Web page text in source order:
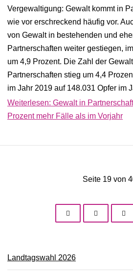
Vergewaltigung: Gewalt kommt in
wie vor erschreckend häufig vor.
von Gewalt in bestehenden und
Partnerschaften weiter gestiegen,
um 4,9 Prozent. Die Zahl der
Partnerschaften stieg um 4,4
im Jahr 2019 auf 148.031 Opfer im
Weiterlesen: Gewalt in
Prozent mehr Fälle als im Vorjahr
Seite 19 von
Landtagswahl 2026